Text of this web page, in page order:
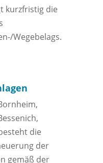
kurzfristig die
Wegebelags.
die
der
gemäß der